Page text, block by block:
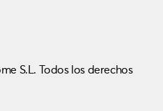
S.L. Todos los derechos